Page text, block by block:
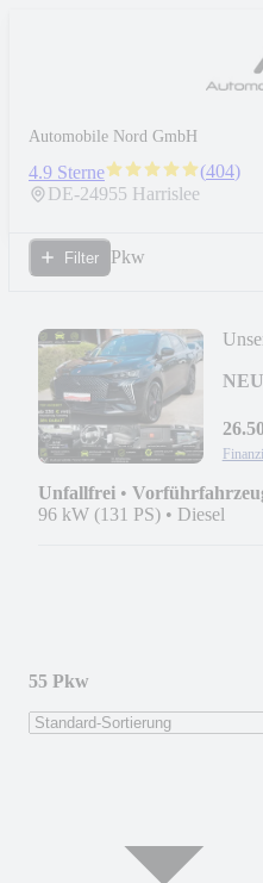
Automobile Nord GmbH
4.9 Sterne (404)
DE-24955 Harrislee
Filter Pkw
NEU
Unfallfrei •
96 kW (131 PS) • Diesel
55 Pkw